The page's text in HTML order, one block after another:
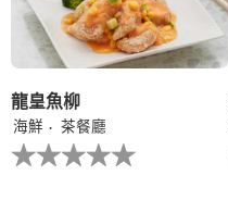
级
龍皇魚柳
海鮮
茶餐廳
没
有